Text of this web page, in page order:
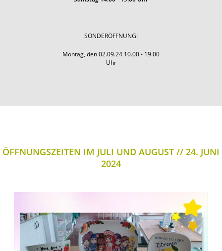
SONDERÖFFNUNG:
Montag, den 02.09.24 10.00 - 19.00
Uhr
ÖFFNUNGSZEITEN IM JULI UND AUGUST
24. JUNI
2024